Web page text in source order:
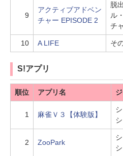
9
アクティブアドベン
チャー EPISODE 2
脱
ル
チ
10 A LIFE そ
S!アプリ
順位 アプリ名
1 麻雀Ｖ３【体験版】
2 ZooPark